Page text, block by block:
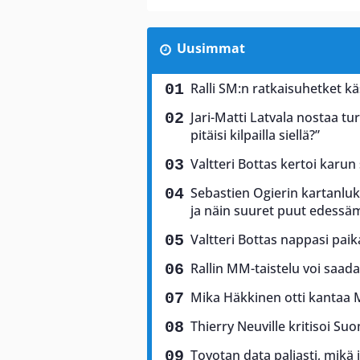
Uusimmat
Ralli SM:n ratkaisuhetket
Jari-Matti Latvala nostaa
pitäisi kilpailla siellä?”
Valtteri Bottas kertoi karun
Sebastien Ogierin
ja näin suuret puut
Valtteri Bottas nappasi
Rallin MM-taistelu voi
Mika Häkkinen otti kantaa
Thierry Neuville kritisoi
Toyotan data paljasti,